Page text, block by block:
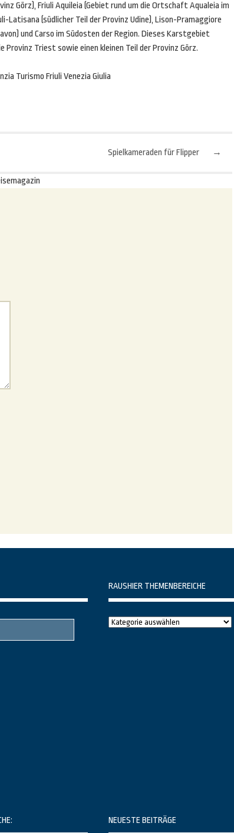
Görz), Friuli Aquileia (Gebiet rund um die Ortschaft Aqualeia im
Latisana (südlicher Teil der Provinz Udine), Lison-Pramaggiore
und Carso im Südosten der Region. Dieses Karstgebiet
Provinz Triest sowie einen kleinen Teil der Provinz Görz.
Turismo Friuli Venezia Giulia
→
Spielkameraden für Flipper
RAUSHIER THEMENBEREICHE
Raushier
NEUESTE BEITRÄGE